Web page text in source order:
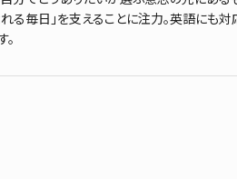
る毎日」を支えることに注力。英語にも
。